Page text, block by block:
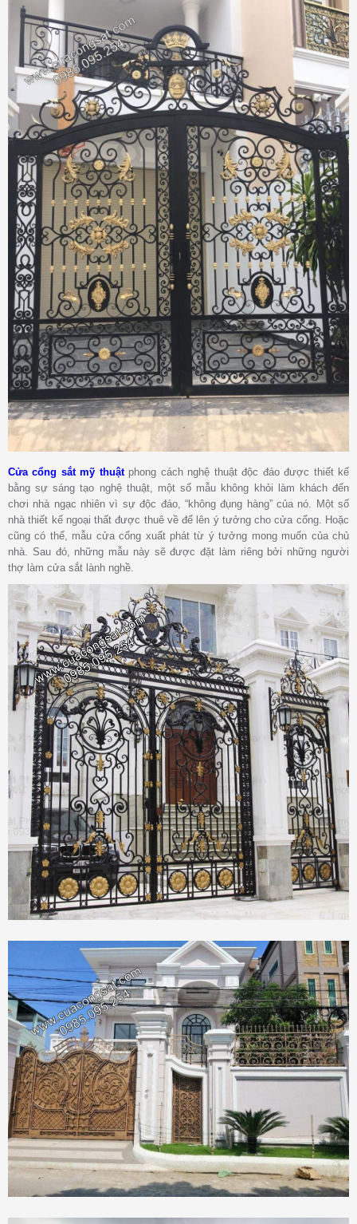
Cửa cổng sắt mỹ thuậtphong cách nghệ thuật độc đáo được thiết kế
bằng sự sáng tạo nghệ thuật, một số mẫu không khỏi làm khách đến
chơi nhà ngạc nhiên vì sự độc đáo, “không đụng hàng” của nó. Một số
nhà thiết kế ngoại thất được thuê về để lên ý tưởng cho cửa cổng. Hoặc
cũng có thể, mẫu cửa cổng xuất phát từ ý tưởng mong muốn của chủ
nhà. Sau đó, những mẫu này sẽ được đặt làm riêng bởi những người
thợ làm cửa sắt lành nghề.